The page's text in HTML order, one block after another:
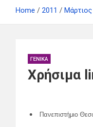
Home 2011 Μάρτιος
ΓΕΝΙΚΆ
Χρήσιμα
Πανεπιστήμιο